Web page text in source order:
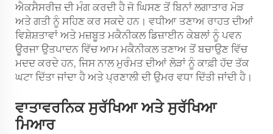
ਐਕਸੈਸਰੀਜ਼ ਦੀ ਮੰਗ ਕਰਦੀ ਹੈ ਜੋ ਘਿਸਣ ਤੋਂ ਬਿਨਾਂ ਲਗਾਤਾਰ ਮੋੜ
ਅਤੇ ਗਤੀ ਨੂੰ ਸਹਿਣ ਕਰ ਸਕਦੇ ਹਨ। ਵਧੀਆ ਤਣਾਅ ਰਾਹਤ ਦੀਆਂ
ਵਿਸ਼ੇਸ਼ਤਾਵਾਂ ਅਤੇ ਮਜ਼ਬੂਤ ਮਕੈਨੀਕਲ ਡਿਜ਼ਾਈਨ ਕੇਬਲਾਂ ਨੂੰ ਪਵਨ
ਊਰਜਾ ਉਤਪਾਦਨ ਵਿੱਚ ਆਮ ਮਕੈਨੀਕਲ ਤਣਾਅ ਤੋਂ ਬਚਾਉਣ ਵਿੱਚ
ਮਦਦ ਕਰਦੇ ਹਨ, ਜਿਸ ਨਾਲ ਮੁਰੰਮਤ ਦੀਆਂ ਲੋੜਾਂ ਨੂੰ ਕਾਫ਼ੀ ਹੱਦ ਤੱਕ
ਘਟਾ ਦਿੱਤਾ ਜਾਂਦਾ ਹੈ ਅਤੇ ਪ੍ਰਣਾਲੀ ਦੀ ਉਮਰ ਵਧਾ ਦਿੱਤੀ ਜਾਂਦੀ ਹੈ।
ਵਾਤਾਵਰਨਿਕ ਸੁਰੱਖਿਆ ਅਤੇ ਸੁਰੱਖਿਆ
ਮਿਆਰ